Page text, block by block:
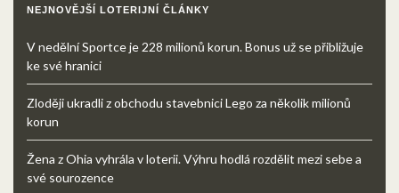
NEJNOVĚJŠÍ LOTERIJNÍ ČLÁNKY
V nedělní Sportce je 228 milionů korun. Bonus už se přibližuje
ke své hranici
Zloději ukradli z obchodu stavebnici Lego za několik milionů
korun
Žena z Ohia vyhrála v loterii. Výhru hodlá rozdělit mezi sebe a
své sourozence